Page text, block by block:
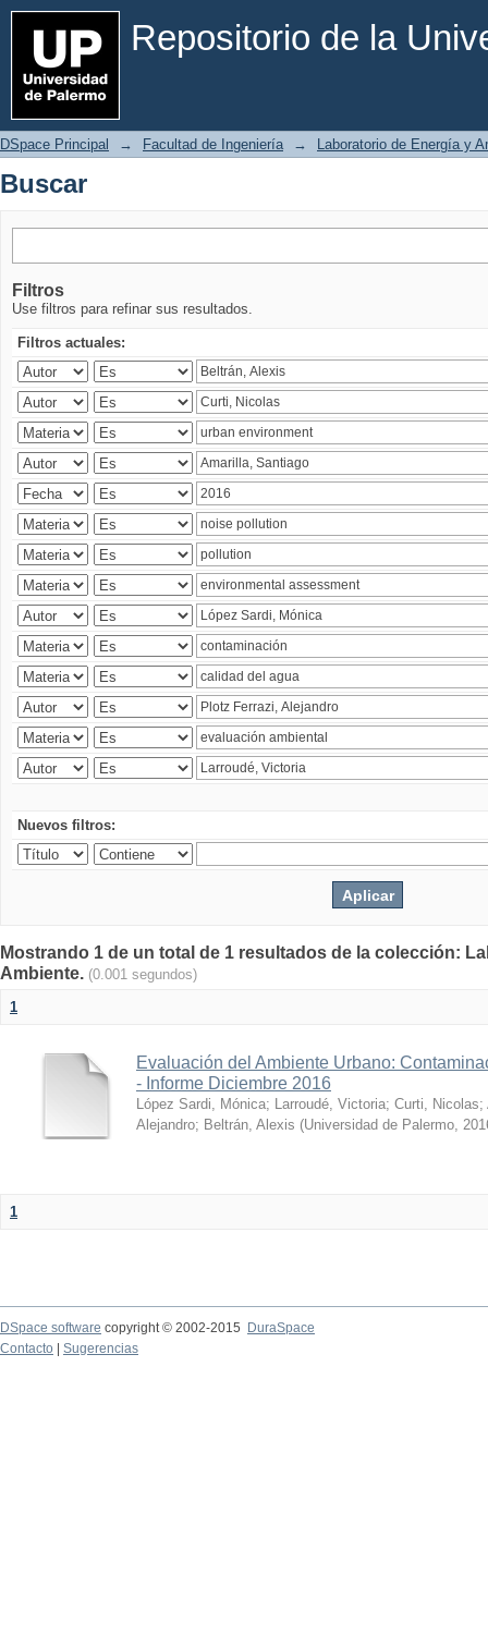
Repositorio de la
Buscar
DSpace Principal → Facultad de Ingeniería → Laboratorio de Energía y
Buscar
Filtros
Use filtros para refinar sus resultados.
Filtros actuales:
Nuevos filtros:
Mostrando 1 de un total de 1 resultados de la colección:
Ambiente. (0.001 segundos)
1
Evaluación del Ambiente Urbano:
- Informe Diciembre 2016
López Sardi, Mónica; Larroudé, Victoria; Curti, Nicolas;
Alejandro; Beltrán, Alexis (Universidad de Palermo,
1
DSpace software copyright © 2002-2015
DuraSpace
Contacto
Sugerencias